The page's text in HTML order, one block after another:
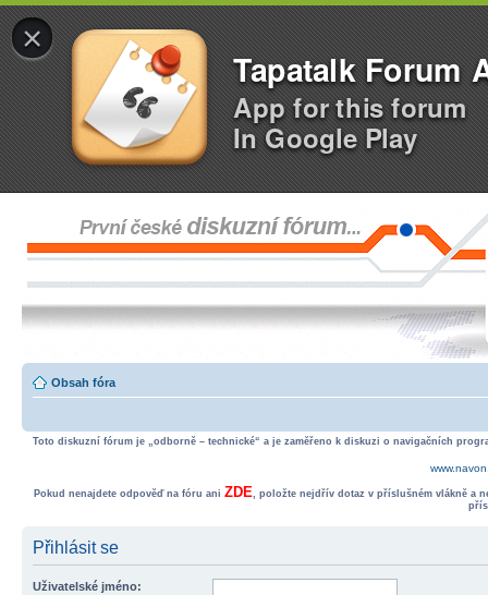
×
Tapatalk Forum
App for this forum
In Google Play
Obsah fóra
Toto diskuzní fórum je „odborně – technické“ a je zaměřeno k diskuzi o navigačních
Pokud nenajdete odpověď na fóru ani ZDE, položte nejdřív dotaz v příslušném vlákně a
Přihlásit se
Uživatelské jméno: